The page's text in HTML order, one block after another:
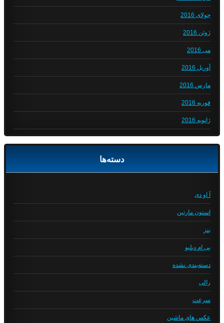
جولای 2016
ژوئن 2016
می 2016
آوریل 2016
مارس 2016
فوریه 2016
ژانویه 2016
دسته‌ها
آ او دی
استون مارتین
بنز
بی ام دبلیو
دسته‌بندی نشده
رالی
سرعت
عکس های ماشین